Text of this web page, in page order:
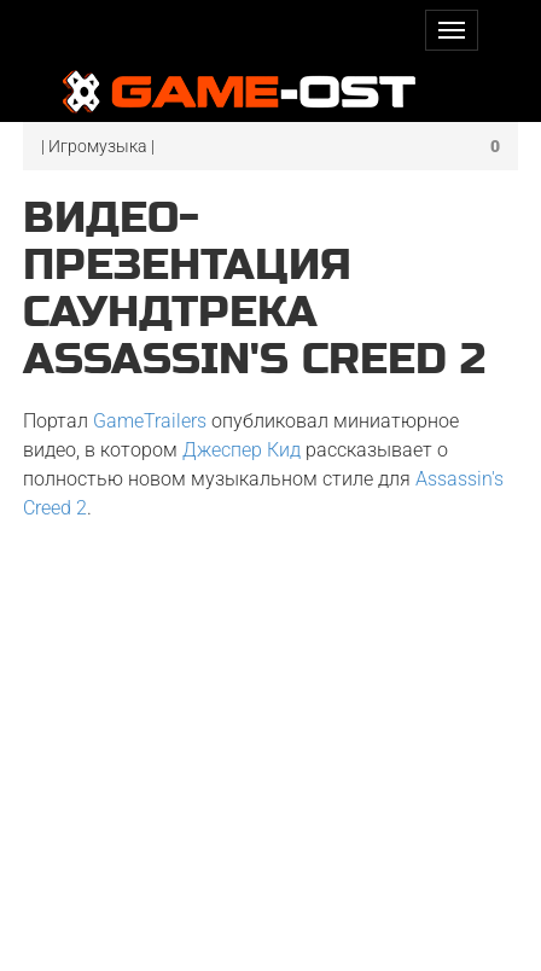
0
| Игромузыка |
ВИДЕО-
ПРЕЗЕНТАЦИЯ
САУНДТРЕКА
ASSASSIN'S CREED 2
Портал GameTrailers опубликовал миниатюрное
видео, в которомДжеспер Кид рассказывает о
полностью новом музыкальном стиле дляAssassin's
Creed 2.